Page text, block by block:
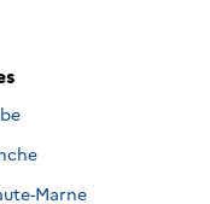
Marne